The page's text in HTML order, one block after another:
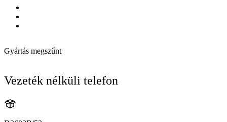
Gyártás megszűnt
Vezeték nélküli telefon